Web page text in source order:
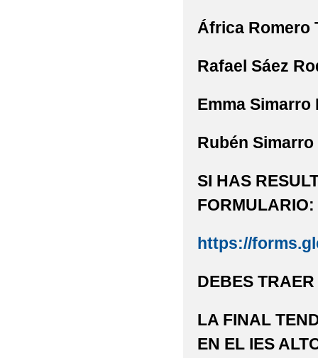
África Romero
Rafael Sáez
Emma Simarro
Rubén Simarro
SI HAS
FORMULARIO:
https://
DEBES
LA FINAL
EN EL IES